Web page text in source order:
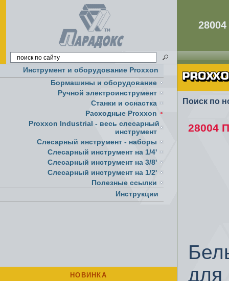
Инструмент и оборудование Proxxon
Бормашины и оборудование
Ручной электроинструмент
Cтанки и оснастка
Расходные Proxxon
Proxxon Industrial - весь слесарный
инструмент
Слесарный инструмент - наборы
Слесарный инструмент на 1/4'
Слесарный инструмент на 3/8'
Слесарный инструмент на 1/2'
Полезные ссылки
Инструкции
НОВИНКА
Поиск по
28004
для